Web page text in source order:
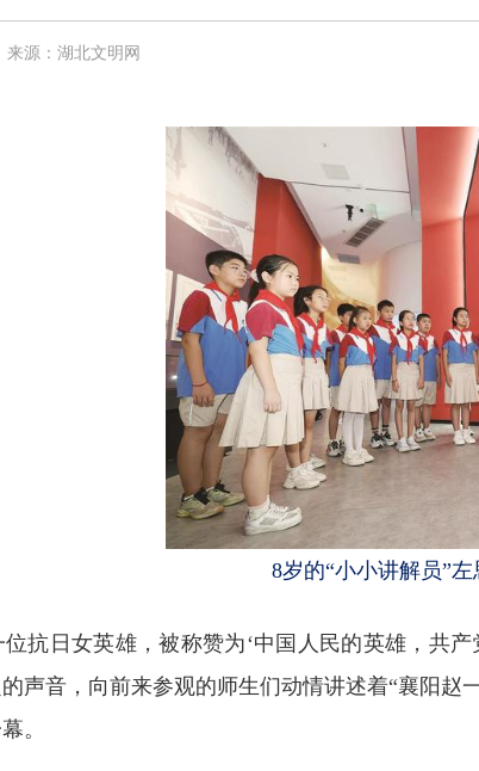
源：湖北文明网
8岁的“小小讲解员”
位抗日女英雄，被称赞为‘中国人民的英雄，共
声音，向前来参观的师生们动情讲述着“襄阳
。